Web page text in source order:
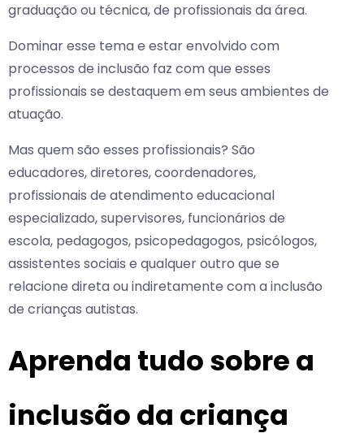
graduação ou técnica, de profissionais da área.
Dominar esse tema e estar envolvido com
processos de inclusão faz com que esses
profissionais se destaquem em seus ambientes de
atuação.
Mas quem são esses profissionais? São
educadores, diretores, coordenadores,
profissionais de atendimento educacional
especializado, supervisores, funcionários de
escola, pedagogos, psicopedagogos, psicólogos,
assistentes sociais e qualquer outro que se
relacione direta ou indiretamente com a inclusão
de crianças autistas.
Aprenda tudo sobre a
inclusão da criança